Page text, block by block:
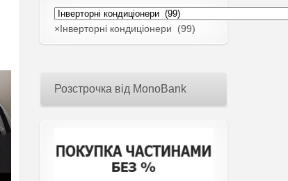
×Інверторні кондиціонери (99)
Розстрочка від MonoBank